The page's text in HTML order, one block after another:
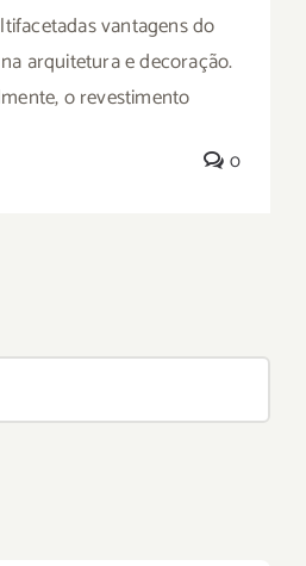
vantagens do
arquitetura e decoração.
o revestimento
0